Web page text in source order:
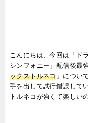
こんにちは、今回は「ド
シンフォニー」配信後最
ックストルネコ」につい
手を出して試行錯誤して
トルネコが強くて楽しい